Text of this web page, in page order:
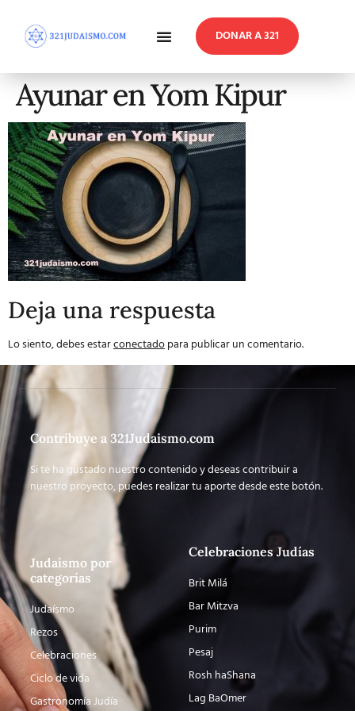
DONAR A 321
Ayunar en Yom Kipur
Deja una respuesta
Lo siento, debes estarconectadopara publicar un comentario.
Contribuye a 321Judaismo.com
Si te ha gustado nuestro contenido y deseas contribuir a
nuestro proyecto, puedes realizar tu aporte desde este botón.
Judaísmo por
categorías
Judaísmo
Rezos
Celebraciones
Ciclo de vida
Gastronomía Judía
Celebraciones Judías
Brit Milá
Bar Mitzva
Purim
Pesaj
Rosh haShana
Lag BaOmer